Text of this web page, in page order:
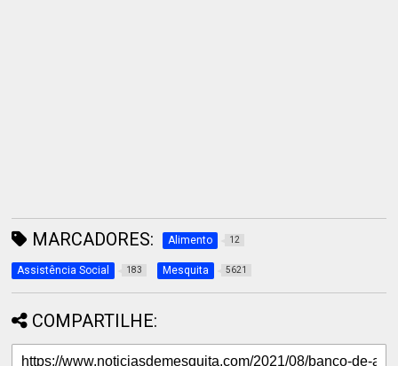
MARCADORES: Alimento 12
Assistência Social 183 Mesquita 5621
COMPARTILHE: